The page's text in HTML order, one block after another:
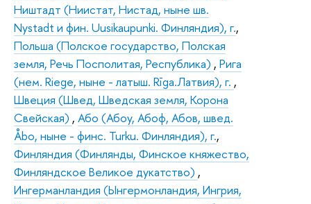
Ништадт (Ниистат, Нистад, ныне шв.
Nystadt и фин. Uusikaupunki. Финляндия), г.,
Польша (Полское государство, Полская
земля, Речь Посполитая, Республика) , Рига
(нем. Riege, ныне - латыш. Rīga.Латвия), г. ,
Швеция (Швед, Шведская земля, Корона
Свейская) , Або (Абоу, Абоф, Абов, швед.
Åbo, ныне - финс. Turku. Финляндия), г.,
Финляндия (Финлянды, Финское княжество,
Финляндское Великое дукатство) ,
Ингерманландия (Ынгермонландия, Ингрия,